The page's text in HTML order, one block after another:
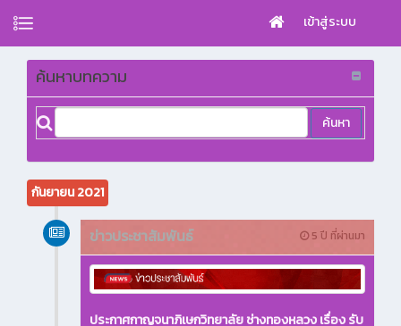
เข้าสู่ระบบ
ค้นหาบทความ
กันยายน 2021
5 ปี ที่ผ่านมา
ข่าวประชาสัมพันธ์
ประกาศกาญจนาภิเษกวิทยาลัย ช่างทองหลวง เรื่อง รับ